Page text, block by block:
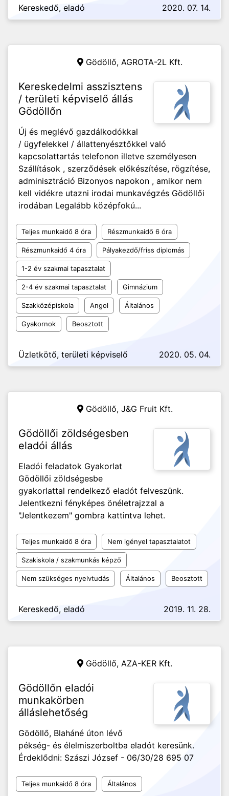
Kereskedő, eladó 2020. 07. 14.
Gödöllő, AGROTA-2L Kft.
Kereskedelmi asszisztens
/ területi képviselő állás
Gödöllőn
Új és meglévő gazdálkodókkal
/ ügyfelekkel / állattenyésztőkkel való
kapcsolattartás telefonon illetve személyesen
Szállítások , szerződések előkészítése, rögzítése,
adminisztráció Bizonyos napokon , amikor nem
kell vidékre utazni irodai munkavégzés Gödöllői
irodában Legalább középfokú...
Teljes munkaidő 8 óra Részmunkaidő 6 óra
Részmunkaidő 4 óra Pályakezdő/friss diplomás
1-2 év szakmai tapasztalat
2-4 év szakmai tapasztalat Gimnázium
Szakközépiskola Angol Általános
Gyakornok Beosztott
Üzletkötő, területi képviselő 2020. 05. 04.
Gödöllő, J&G Fruit Kft.
Gödöllői zöldségesben
eladói állás
Eladói feladatok Gyakorlat
Gödöllői zöldségesbe
gyakorlattal rendelkező eladót felveszünk.
Jelentkezni fényképes önéletrajzzal a
"Jelentkezem" gombra kattintva lehet.
Teljes munkaidő 8 óra Nem igényel tapasztalatot
Szakiskola / szakmunkás képző
Nem szükséges nyelvtudás Általános Beosztott
Kereskedő, eladó 2019. 11. 28.
Gödöllő, AZA-KER Kft.
Gödöllőn eladói
munkakörben
álláslehetőség
Gödöllő, Blaháné úton lévő
pékség- és élelmiszerboltba eladót keresünk.
Érdeklődni: Szászi József - 06/30/28 695 07
Teljes munkaidő 8 óra Általános